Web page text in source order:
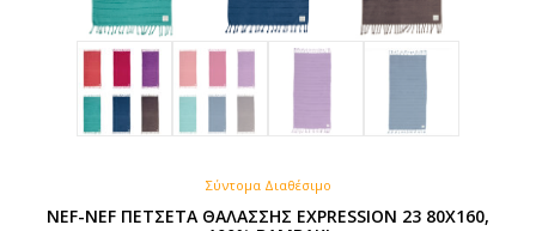
Σύντομα Διαθέσιμο
NEF-NEF ΠΕΤΣΕΤΑ ΘΑΛΑΣΣΗΣ EXPRESSION 23 80X160,